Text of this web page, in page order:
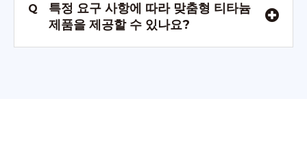
Q
특정 요구 사항에 따라 맞춤형 티타늄
제품을 제공할 수 있나요?